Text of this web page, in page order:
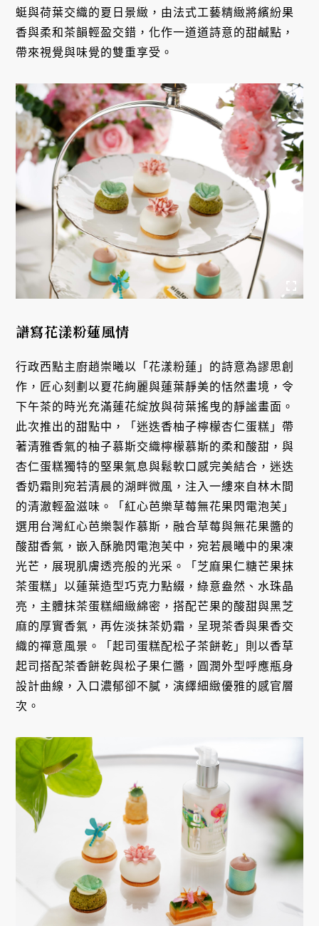
蜓與荷葉交織的夏日景緻，由法式工藝精緻將繽紛果
香與柔和茶韻輕盈交錯，化作一道道詩意的甜鹹點，
帶來視覺與味覺的雙重享受。
譜寫花漾粉蓮風情
行政西點主廚趙崇曦以「花漾粉蓮」的詩意為謬思創
作，匠心刻劃以夏花絢麗與蓮葉靜美的恬然畫境，令
下午茶的時光充滿蓮花綻放與荷葉搖曳的靜謐畫面。
此次推出的甜點中，「迷迭香柚子檸檬杏仁蛋糕」帶
著清雅香氣的柚子慕斯交織檸檬慕斯的柔和酸甜，與
杏仁蛋糕獨特的堅果氣息與鬆軟口感完美結合，迷迭
香奶霜則宛若清晨的湖畔微風，注入一縷來自林木間
的清澈輕盈滋味。「紅心芭樂草莓無花果閃電泡芙」
選用台灣紅心芭樂製作慕斯，融合草莓與無花果醬的
酸甜香氣，嵌入酥脆閃電泡芙中，宛若晨曦中的果凍
光芒，展現肌膚透亮般的光采。「芝麻果仁糖芒果抹
茶蛋糕」以蓮葉造型巧克力點綴，綠意盎然、水珠晶
亮，主體抹茶蛋糕細緻綿密，搭配芒果的酸甜與黑芝
麻的厚實香氣，再佐淡抹茶奶霜，呈現茶香與果香交
織的禪意風景。「起司蛋糕配松子茶餅乾」則以香草
起司搭配茶香餅乾與松子果仁醬，圓潤外型呼應瓶身
設計曲線，入口濃郁卻不膩，演繹細緻優雅的感官層
次。